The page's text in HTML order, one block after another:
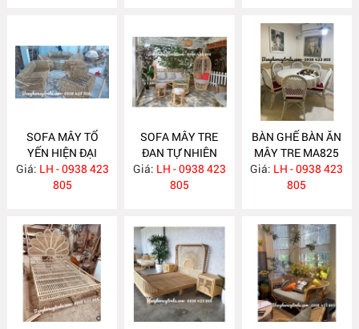
SOFA MÂY TỔ
YẾN HIỆN ĐẠI
MA831
Giá: LH - 0938 423
805
SOFA MÂY TRE
ĐAN TỰ NHIÊN
MA830
Giá: LH - 0938 423
805
BÀN GHẾ BÀN ĂN
MÂY TRE MA825
Giá: LH - 0938 423
805